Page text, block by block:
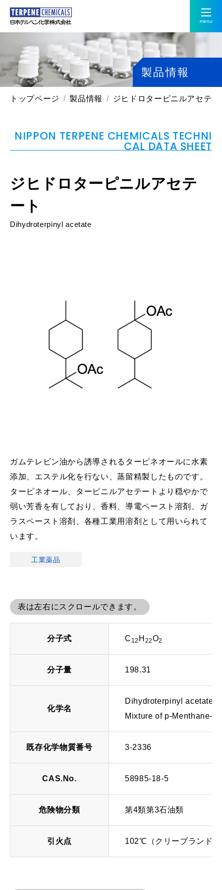
menu
製品情報
トップページ 製品情報 ジヒドロターピニルアセテー
NIPPON TERPENE CHEMICALS TECHNI
CAL DATA SHEET
ジヒドロターピニルアセテ
ート
Dihydroterpinyl acetate
ガムテレビン油から誘導されるターピネオールに水素
添加、エステル化を行ない、蒸留精製したものです。
ターピネオール、ターピニルアセテートより穏やかで
弱い芳香を有しており、香料、導電ペースト溶剤、ガ
ラスペースト溶剤、各種工業用溶剤として用いられて
います。
工業薬品
表は左右にスクロールできます。
分子式 C 12 H 22O2
分子量 198.31
化学名
Dihydroterpinyl acetate
Mixture of p-Menthane-
既存化学物質番号 3-2336
CAS.No. 58985-18-5
危険物分類 第4類第3石油類
引火点 102℃（クリーブランド